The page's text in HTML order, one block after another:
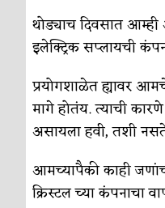
थोड्याच दिवसात
इलेक्ट्रिक सप्लायची
प्रयोगशाळेत ह्यावर
मागे होतंय. त्याची
असायला हवी, तशी
आमच्यापैकी काही
क्रिस्टल च्या कंपनाचा